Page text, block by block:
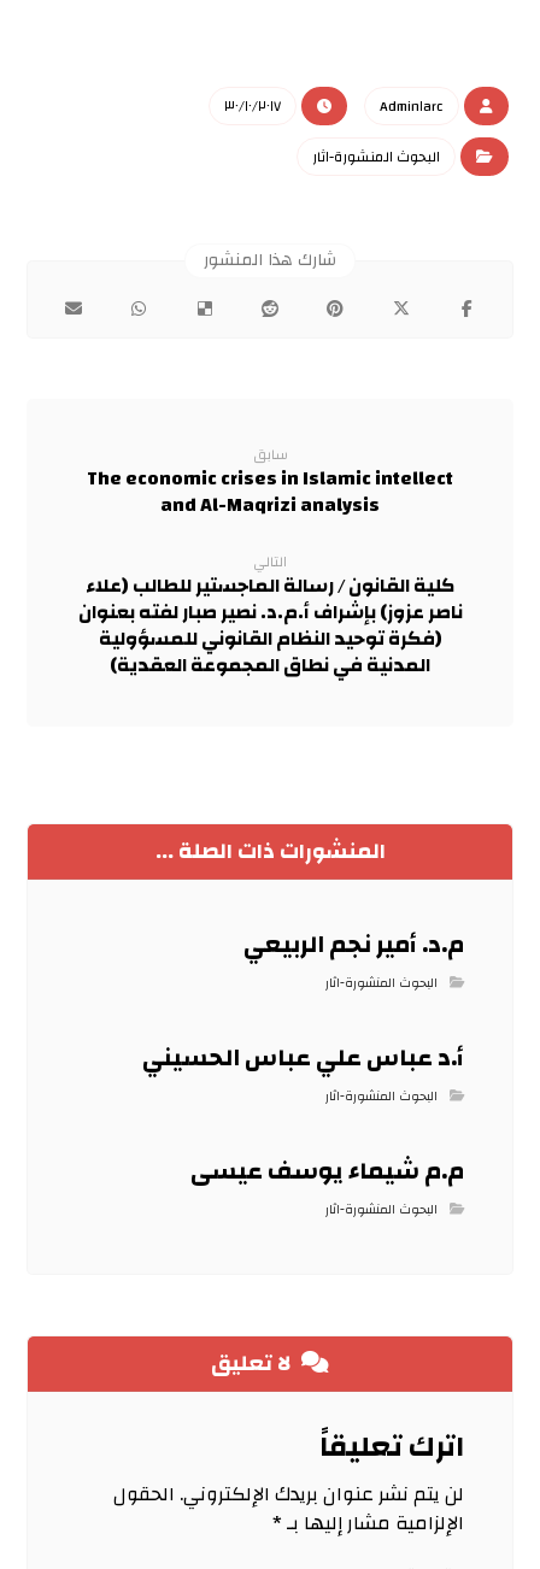
Admin١arc
٣٠/١٠/٢٠١٧
البحوث المنشورة-اثار
سابق
The economic crises in Islamic intellect
and Al-Maqrizi analysis
التالي
كلية القانون / رسالة الماجستير للطالب (علاء
ناصر عزوز) بإشراف أ.م.د. نصير صبار لفته بعنوان
(فكرة توحيد النظام القانوني للمسؤولية
المدنية في نطاق المجموعة العقدية)
المنشورات ذات الصلة ...
م.د. أمير نجم الربيعي
البحوث المنشورة-اثار
أ.د عباس علي عباس الحسيني
البحوث المنشورة-اثار
م.م شيماء يوسف عيسى
البحوث المنشورة-اثار
لا تعليق
اترك تعليقاً
لن يتم نشر عنوان بريدك الإلكتروني. الحقول
الإلزامية مشار إليها بـ*